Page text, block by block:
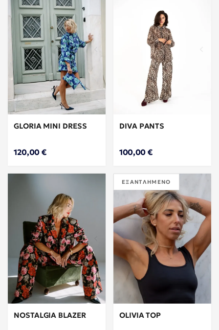
GLORIA MINI DRESS
120,00 €
DIVA PANTS
100,00 €
NOSTALGIA BLAZER
ΕΞΑΝΤΛΗΜΈΝΟ
OLIVIA TOP